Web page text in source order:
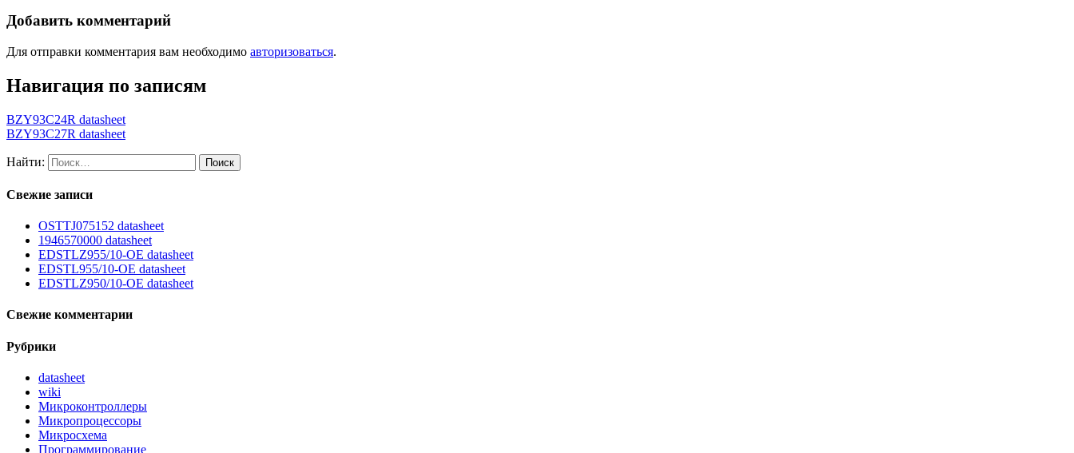
Добавить комментарий
Для отправки комментария вам необходимо авторизоваться.
Навигация по записям
BZY93C24R datasheet
BZY93C27R datasheet
Найти:
Свежие записи
OSTTJ075152 datasheet
1946570000 datasheet
EDSTLZ955/10-OE datasheet
EDSTL955/10-OE datasheet
EDSTLZ950/10-OE datasheet
Свежие комментарии
Рубрики
datasheet
wiki
Микроконтроллеры
Микропроцессоры
Микросхема
Программирование